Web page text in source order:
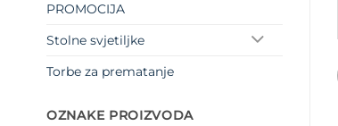
PROMOCIJA
Stolne svjetiljke
Torbe za prematanje
OZNAKE PROIZVODA